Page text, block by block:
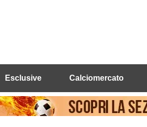
Esclusive Calciomercato